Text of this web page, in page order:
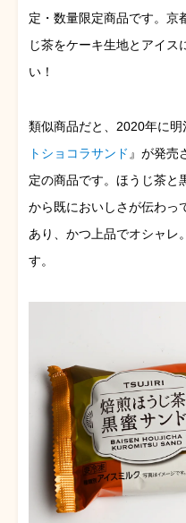
定・数量限定商品です。京
じ茶をケーキ生地とアイ
い！
類似商品だと、2020年に明
トショコラサンド 』が発売
定の商品です。ほうじ茶と
から既においしさが伝わっ
あり、かつ上品でオシャレ
す。